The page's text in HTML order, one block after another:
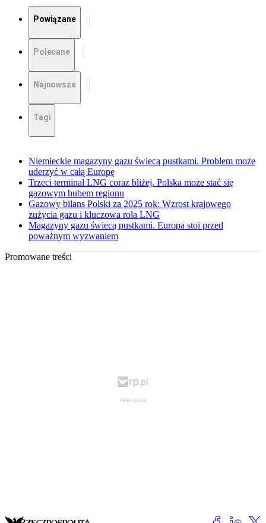
Powiązane
Polecane
Najnowsze
Tagi
Niemieckie magazyny gazu świecą pustkami. Problem może
uderzyć w całą Europę
Trzeci terminal LNG coraz bliżej. Polska może stać się
gazowym hubem regionu
Gazowy bilans Polski za 2025 rok: Wzrost krajowego
zużycia gazu i kluczowa rola LNG
Magazyny gazu świecą pustkami. Europa stoi przed
poważnym wyzwaniem
Promowane treści